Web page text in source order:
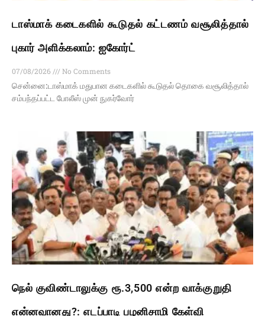
டாஸ்மாக் கடைகளில் கூடுதல் கட்டணம் வசூலித்தால்
புகார் அளிக்கலாம்: ஐகோர்ட்
07/08/2026
No Comments
சென்னை:டாஸ்மாக் மதுபான கடைகளில் கூடுதல் தொகை வசூலித்தால்
சம்பந்தப்பட்ட போலீஸ் முன் நுகர்வோர்
நெல் குவிண்டாலுக்கு ரூ.3,500 என்ற வாக்குறுதி
என்னவானது?: எடப்பாடி பழனிசாமி கேள்வி